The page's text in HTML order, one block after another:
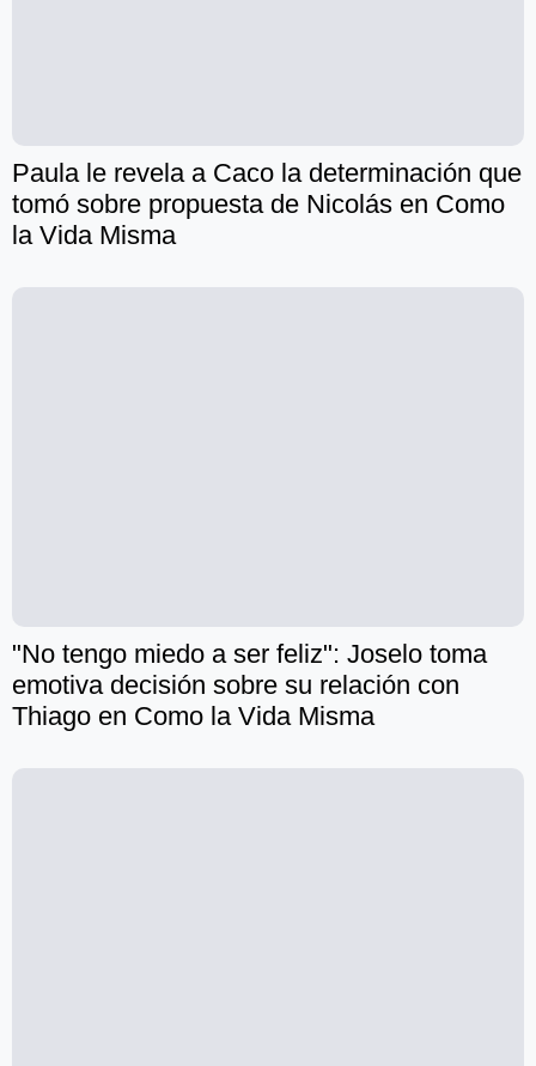
Paula le revela a Caco la determinación que
tomó sobre propuesta de Nicolás en Como
la Vida Misma
"No tengo miedo a ser feliz": Joselo toma
emotiva decisión sobre su relación con
Thiago en Como la Vida Misma